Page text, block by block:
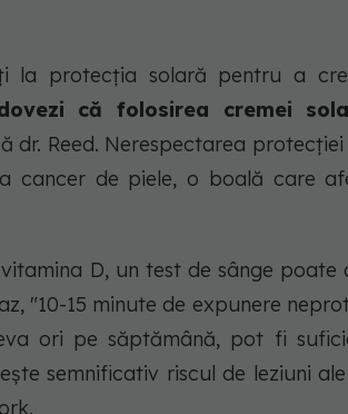
la protecția solară pentru a
că folosirea cremei
dr. Reed. Nerespectarea
cancer de piele, o boală care
D, un test de sânge poate
"10-15 minute de expunere
ori pe săptămână, pot fi
semnificativ riscul de leziuni